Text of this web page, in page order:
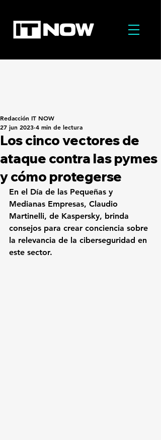
Los cinco vectores de
ataque contra las pymes
y cómo protegerse
Redacción IT NOW
27 jun 2023 4 min de lectura
En el Día de las Pequeñas y
Medianas Empresas, Claudio
Martinelli, de Kaspersky, brinda
consejos para crear conciencia sobre
la relevancia de la ciberseguridad en
este sector.